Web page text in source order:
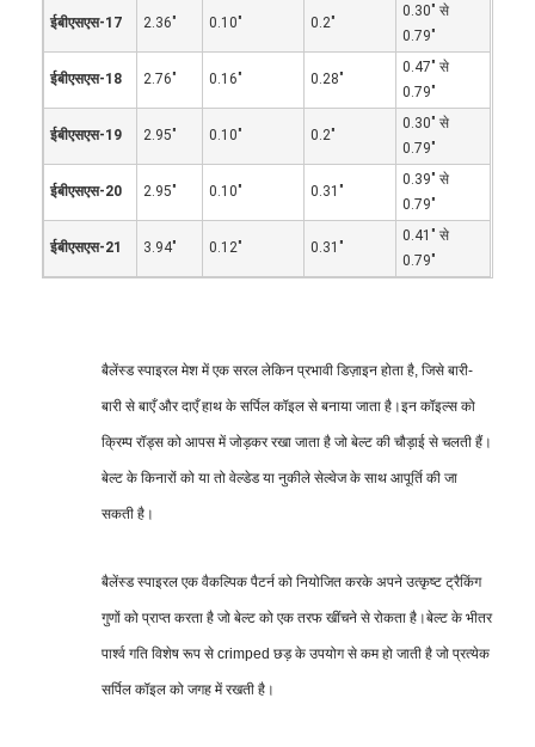
ईबीएसएस-17 2.36" 0.10" 0.2"
0.30" से
0.79"
ईबीएसएस-18 2.76" 0.16" 0.28"
0.47" से
0.79"
ईबीएसएस-19 2.95" 0.10" 0.2"
0.30" से
0.79"
ईबीएसएस-20 2.95" 0.10" 0.31"
0.39" से
0.79"
ईबीएसएस-21 3.94" 0.12" 0.31"
0.41" से
0.79"
बैलेंस्ड स्पाइरल मेश में एक सरल लेकिन प्रभावी डिज़ाइन होता है, जिसे बारी-
बारी से बाएँ और दाएँ हाथ के सर्पिल कॉइल से बनाया जाता है।इन कॉइल्स को
क्रिम्प रॉड्स को आपस में जोड़कर रखा जाता है जो बेल्ट की चौड़ाई से चलती हैं।
बेल्ट के किनारों को या तो वेल्डेड या नुकीले सेल्वेज के साथ आपूर्ति की जा
सकती है।
बैलेंस्ड स्पाइरल एक वैकल्पिक पैटर्न को नियोजित करके अपने उत्कृष्ट ट्रैकिंग
गुणों को प्राप्त करता है जो बेल्ट को एक तरफ खींचने से रोकता है।बेल्ट के भीतर
पार्श्व गति विशेष रूप से crimped छड़ के उपयोग से कम हो जाती है जो प्रत्येक
सर्पिल कॉइल को जगह में रखती है।